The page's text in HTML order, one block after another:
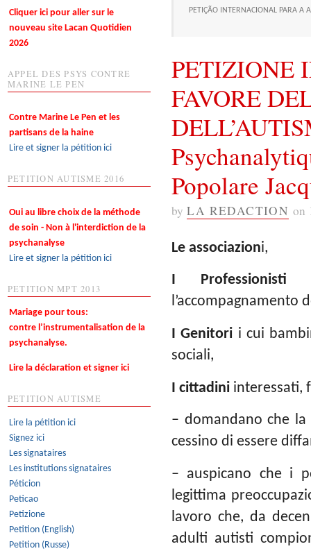
PETIÇÃO INTERNACIONAL PARA
PETIZIONE
FAVORE
Popolare
by LA REDACTION on
Le associazioni,
I Professionisti
l’accompagnamento
I Genitori i cui
sociali,
I cittadini interessati,
– domandano che
cessino di essere
– auspicano che i
legittima
lavoro che, da
adulti autisti
Cliquer ici pour aller sur le
nouveau site Lacan Quotidien
2026
APPEL DES PSYS CONTRE
MARINE LE PEN
Contre Marine Le Pen et les
partisans de la haine
Lire et signer la pétition ici
PETITION AUTISME 2016
Oui au libre choix de la méthode
de soin - Non à l'interdiction de la
psychanalyse
Lire et signer la pétition ici
PETITION MPT 2013
Mariage pour tous:
contre l’instrumentalisation de la
psychanalyse.
Lire la déclaration et signer ici
PETITION AUTISME
Lire la pétition ici
Signez ici
Les signataires
Les institutions signataires
Péticion
Peticao
Petizione
Petition (English)
Petition (Russe)